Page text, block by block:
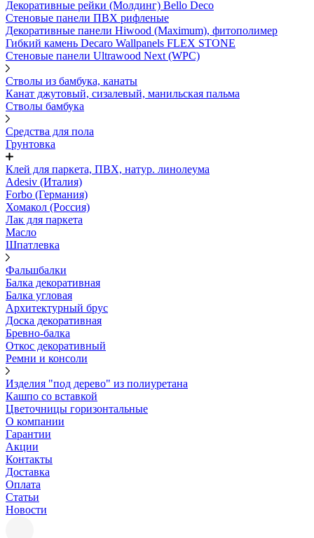
Декоративные рейки (Молдинг) Bello Deco
Стеновые панели ПВХ рифленые
Декоративные панели Hiwood (Maximum), фитополимер
Гибкий камень Decaro Wallpanels FLEX STONE
Стеновые панели Ultrawood Next (WPC)
Стволы из бамбука, канаты
Канат джутовый, сизалевый, манильская пальма
Стволы бамбука
Средства для пола
Грунтовка
Клей для паркета, ПВХ, натур. линолеума
Adesiv (Италия)
Forbo (Германия)
Хомакол (Россия)
Лак для паркета
Масло
Шпатлевка
Фальшбалки
Балка декоративная
Балка угловая
Архитектурный брус
Доска декоративная
Бревно-балка
Откос декоративный
Ремни и консоли
Изделия "под дерево" из полиуретана
Кашпо со вставкой
Цветочницы горизонтальные
О компании
Гарантии
Акции
Контакты
Доставка
Оплата
Статьи
Новости